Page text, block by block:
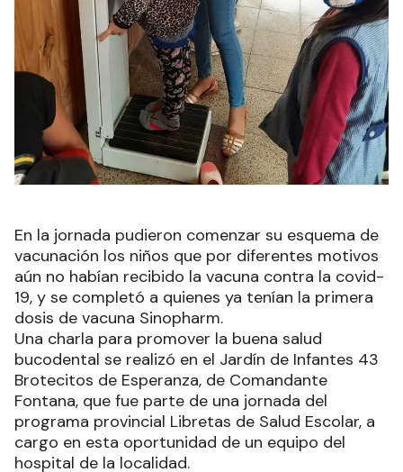
En la jornada pudieron comenzar su esquema de
vacunación los niños que por diferentes motivos
aún no habían recibido la vacuna contra la covid-
19, y se completó a quienes ya tenían la primera
dosis de vacuna Sinopharm.
Una charla para promover la buena salud
bucodental se realizó en el Jardín de Infantes 43
Brotecitos de Esperanza, de Comandante
Fontana, que fue parte de una jornada del
programa provincial Libretas de Salud Escolar, a
cargo en esta oportunidad de un equipo del
hospital de la localidad.